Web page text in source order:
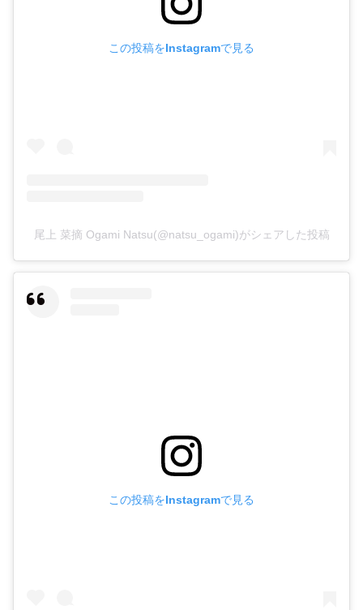
この投稿をInstagramで見る
尾上 菜摘 Ogami Natsu(@natsu_ogami)がシェアした投稿
この投稿をInstagramで見る